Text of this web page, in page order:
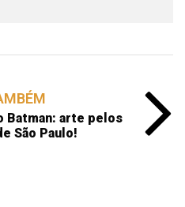
Batman: arte pelos
São Paulo!